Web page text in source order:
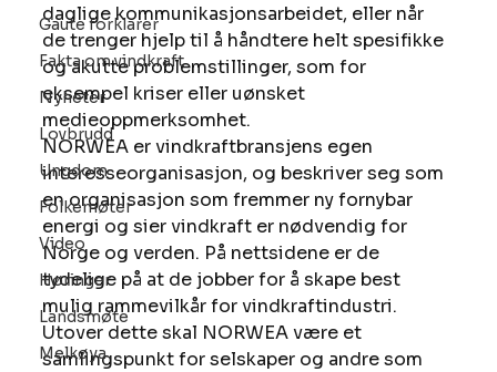
Gaute forklarer
Fakta om vindkraft
Nyheter
Lovbrudd
Ungdom
Folkemøter
Video
Høringer
Landsmøte
Melkøya
daglige kommunikasjonsarbeidet, eller når
de trenger hjelp til å håndtere helt spesifikke
og akutte problemstillinger, som for
eksempel kriser eller uønsket
medieoppmerksomhet.
NORWEA er vindkraftbransjens egen
interesseorganisasjon, og beskriver seg som
en organisasjon som fremmer ny fornybar
energi og sier vindkraft er nødvendig for
Norge og verden. På nettsidene er de
tydelige på at de jobber for å skape best
mulig rammevilkår for vindkraftindustri.
Utover dette skal NORWEA være et
samlingspunkt for selskaper og andre som